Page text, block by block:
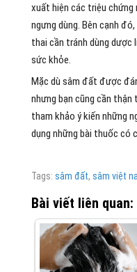
xuất hiện các triệu chứng
ngưng dùng. Bên cạnh
thai cần tránh dùng dược
sức khỏe.
Mặc dù sâm đất được
nhưng bạn cũng cần
tham khảo ý kiến những
dụng những bài thuốc có
Tags: sâm đất, sâm việt
Bài viết liên quan: